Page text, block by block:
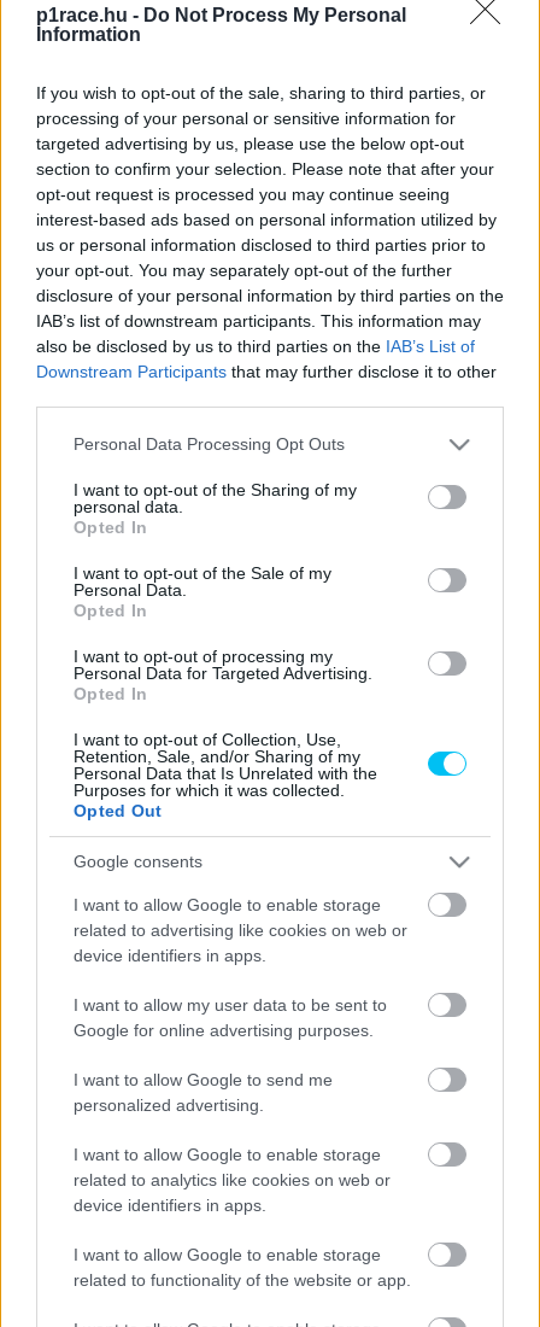
p1race.hu - Do Not Process My Personal
Information
If you wish to opt-out of the sale, sharing to third parties, or
processing of your personal or sensitive information for
targeted advertising by us, please use the below opt-out
section to confirm your selection. Please note that after your
opt-out request is processed you may continue seeing
interest-based ads based on personal information utilized by
us or personal information disclosed to third parties prior to
your opt-out. You may separately opt-out of the further
disclosure of your personal information by third parties on the
IAB’s list of downstream participants. This information may
also be disclosed by us to third parties on the IAB’s List of
Downstream Participants that may further disclose it to other
Please note that this website/app uses one or more Google
not limited to your visit or usage behaviour. You may click to
grant or deny consent to Google and its third-party tags to
use your data for below specified purposes in below Google
consent section.
Personal Data Processing Opt Outs
I want to opt-out of the Sharing of my
personal data.
Opted In
I want to opt-out of the Sale of my
Personal Data.
Opted In
I want to opt-out of processing my
Personal Data for Targeted Advertising.
Opted In
I want to opt-out of Collection, Use,
Retention, Sale, and/or Sharing of my
Personal Data that Is Unrelated with the
Purposes for which it was collected.
Opted Out
Google consents
I want to allow Google to enable storage
related to advertising like cookies on web or
device identifiers in apps.
I want to allow my user data to be sent to
Google for online advertising purposes.
I want to allow Google to send me
personalized advertising.
I want to allow Google to enable storage
related to analytics like cookies on web or
device identifiers in apps.
I want to allow Google to enable storage
related to functionality of the website or app.
- Hirdetés -
hallatott magáról, és szokatlanul nyugodtan tért vissza az
ausztrál hétvége előtt.
- Hirdetés -
A burirami esős futamon Fabio Quartararo a 17. helyen zárt,
így pont nélkül maradt. Kihagyta az összes tévéinterjút és
a kötelező sajtókörutat, és csak a Yamaha gyári
csapatának írásos üzenetében, majd később egy rövid
posztban nyilatkozott a közösségi médiában. Ebben egy
rémálomról beszélt, de nem ment bele a részletekbe. Cal
Crutchlow az első guminyomás hirtelen megnövekedését
Az Instagramon – ahol a 23 éves francia rendszeresen
bejegyzést osztotta meg:
Szerdán azonban megszólalt a francia versenyző:
„A thaiföldi eredmény nagyon kiábrándító volt. Buriram
után a szezon utolsó szakaszára való felkészülésre
tudtam koncentrálni. A hetet edzéssel és felkészüléssel
töltöttem, mert a következő két verseny nagyon fontos
lesz, de nem aggódom.”
Az első öt pilótát pontosan 40 pont választja el
egymástól a világbajnoki tabellán a Phillip Island-i erőpróba
előtt, ahol Quartararo 2019-ben a második kanyarban esett
három futammal a vége előtt mindössze két ponttal előzi
meg a Ducati reménységét, Pecco Bagnaiát. Az Aprilia
ásza, Aleix Espargaró is esélyes még, 20 ponttal
lemaradva.
Fabio Quartararo higgadtan jegyezte meg:
„A bajnokság
most kiegyensúlyozott, szóval most arról van szó, hogy a